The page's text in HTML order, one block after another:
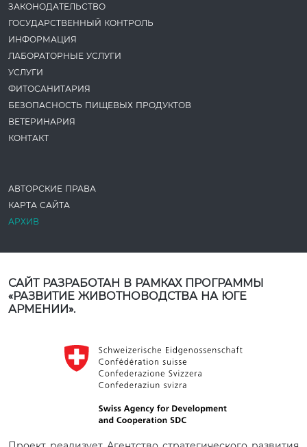
ЗАКОНОДАТЕ­ЛЬСТВО
ГОСУДАРСТВЕННЫЙ КОНТРОЛЬ
ИНФОРМАЦИЯ
ЛАБОРАТОРНЫЕ УСЛУГИ
УСЛУГИ
ФИТОСАНИТАРИЯ
БЕЗОПАСНОСТЬ ПИЩЕВЫХ ПРОДУКТОВ
ВЕТЕРИНАРИЯ
КОНТАКТ
АВТОРСКИЕ ПРАВА
КАРТА САЙТА
АРХИВ
САЙТ РАЗРАБОТАН В РАМКАХ ПРОГРАММЫ
«РАЗВИТИЕ ЖИВОТНОВОДСТВА НА ЮГЕ
АРМЕНИИ».